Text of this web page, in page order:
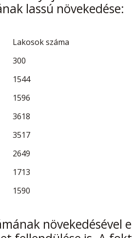
lassú növekedése:
Lakosok száma
300
1544
1596
3618
3517
2649
1713
1590
növekedésével